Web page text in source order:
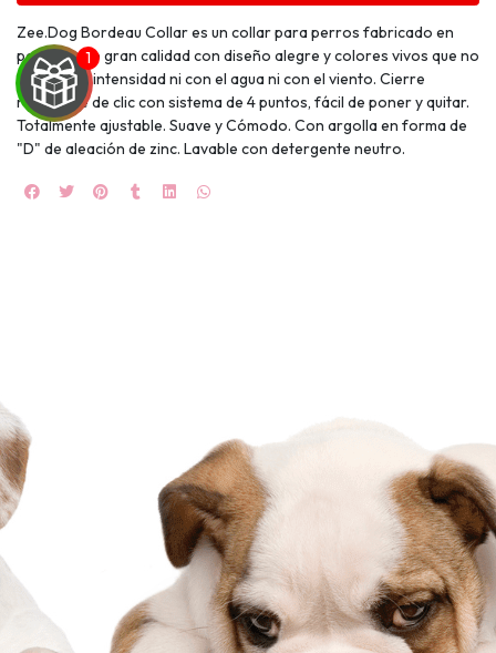
Zee.Dog Bordeau Collar es un collar para perros fabricado en
poliéster de gran calidad con diseño alegre y colores vivos que no
pierden su intensidad ni con el agua ni con el viento. Cierre
resistente de clic con sistema de 4 puntos, fácil de poner y quitar.
Totalmente ajustable. Suave y Cómodo. Con argolla en forma de
"D" de aleación de zinc. Lavable con detergente neutro.